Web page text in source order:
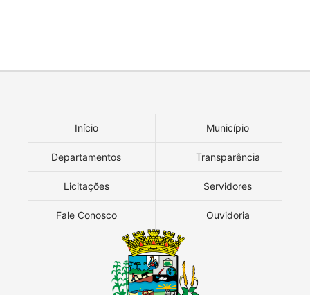
Início Município
Departamentos Transparência
Licitações Servidores
Fale Conosco Ouvidoria